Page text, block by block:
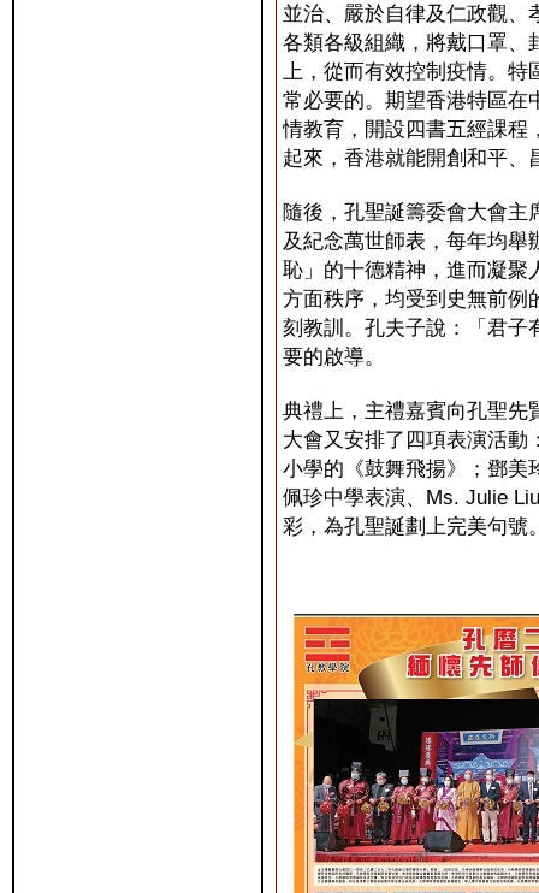
並治、嚴於自律及仁政觀、
各類各級組織，將戴口罩、
上，從而有效控制疫情。特
常必要的。期望香港特區在
情教育，開設四書五經課程
起來，香港就能開創和平、
隨後，孔聖誕籌委會大會主
及紀念萬世師表，每年均舉
恥」的十德精神，進而凝聚
方面秩序，均受到史無前例
刻教訓。孔夫子說：「君子
要的啟導。
典禮上，主禮嘉賓向孔聖先
大會又安排了四項表演活動
小學的《鼓舞飛揚》；鄧美
佩珍中學表演、Ms. Julie
彩，為孔聖誕劃上完美句號